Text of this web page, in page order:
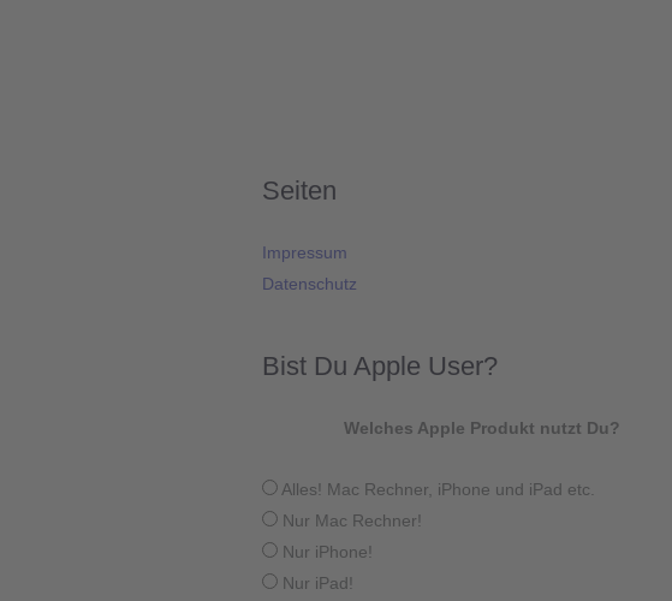
Seiten
Impressum
Datenschutz
Bist Du Apple User?
Welches Apple Produkt nutzt Du?
Alles! Mac Rechner, iPhone und iPad etc.
Nur Mac Rechner!
Nur iPhone!
Nur iPad!